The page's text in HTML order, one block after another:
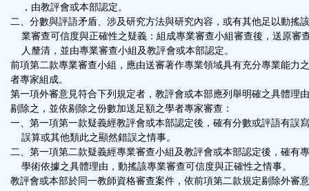
，由教評會或本部認定。
二、分數與評語矛盾、涉及研究方法與研究內容，或有其他足以動搖
業審查可信度與正確性之疑義：組成專業審查小組審查後，送原審
人釐清，並由專業審查小組及教評會或本部認定。
前項第二款專業審查小組，應由送審著作專業領域具有充分專業能力
者專家組成。
第一項外審意見符合下列規定者，教評會或本部應列舉明確之具體理
剔除之，並依剔除之份數加送足額之學者專家審查：
一、第一項第一款疑義經教評會或本部認定後，確有分數或評語有誤
誤算或其他類此之顯然錯誤之情事。
二、第一項第二款疑義經專業審查小組及教評會或本部認定後，確有
學術依據之具體理由，動搖該專業審查可信度與正確性之情事。
教評會或本部於同一教師資格審查案件，依前項第二款規定剔除外審